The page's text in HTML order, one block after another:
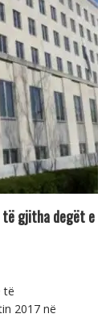
të gjitha degët e
të
2017 në